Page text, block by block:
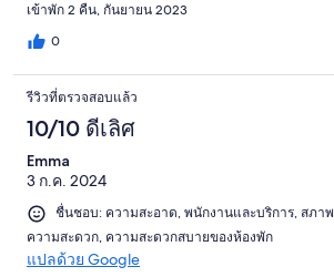
เข้าพัก 2 คืน, กันยายน 2023
0
รีวิวที่ตรวจสอบแล้ว
10/10 ดีเลิศ
Emma
3 ก.ค. 2024
ชื่นชอบ: ความสะอาด, พนักงานและบริการ, สภา
ความสะดวก, ความสะดวกสบายของห้องพัก
แปลด้วย Google